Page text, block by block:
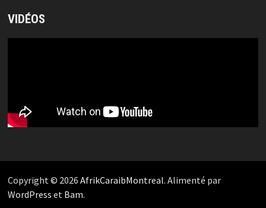
VIDÉOS
Copyright © 2026 AfrikCaraibMontreal. Alimenté par
WordPress et Bam.